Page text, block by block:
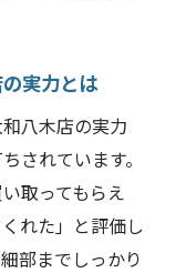
実力とは
八木店の実力
されています。
取ってもらえ
れた」と評価し
部までしっかり